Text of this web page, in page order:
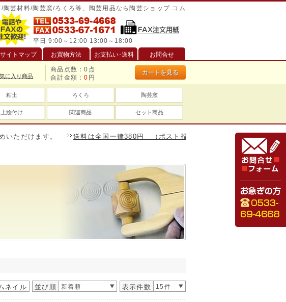
/陶芸材料/陶芸窯/ろくろ等、陶芸用品なら陶芸ショップ.コム
平日 9:00～12:00 13:00～18:00
サイトマップ お買物方法 お支払い･送料 お問合せ
に入り商品
商品点数：0 点
合計金額：0 円
カートを見る
粘土 ろくろ 陶芸窯
上絵付け 関連商品 セット商品
けます。
送料は全国一律380円 （ポスト投函は240円）、一万円以上のお買い
ネイル 並び順 新着順 表示件数 15件